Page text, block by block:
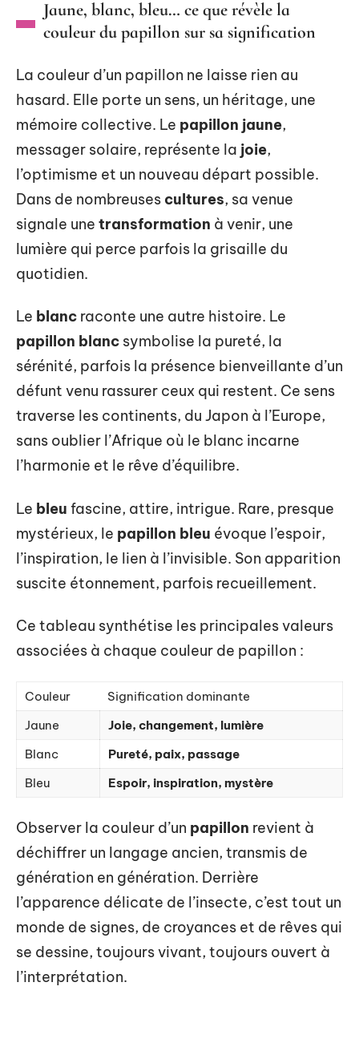
Jaune, blanc, bleu… ce que révèle la
couleur du papillon sur sa signification
La couleur d’un papillon ne laisse rien au
hasard. Elle porte un sens, un héritage, une
mémoire collective. Le papillon jaune,
messager solaire, représente la joie,
l’optimisme et un nouveau départ possible.
Dans de nombreuses cultures, sa venue
signale une transformation à venir, une
lumière qui perce parfois la grisaille du
quotidien.
Le blanc raconte une autre histoire. Le
papillon blanc symbolise la pureté, la
sérénité, parfois la présence bienveillante d’un
défunt venu rassurer ceux qui restent. Ce sens
traverse les continents, du Japon à l’Europe,
sans oublier l’Afrique où le blanc incarne
l’harmonie et le rêve d’équilibre.
Le bleu fascine, attire, intrigue. Rare, presque
mystérieux, le papillon bleu évoque l’espoir,
l’inspiration, le lien à l’invisible. Son apparition
suscite étonnement, parfois recueillement.
Ce tableau synthétise les principales valeurs
associées à chaque couleur de papillon :
Couleur
Signification dominante
Jaune
Joie, changement, lumière
Blanc
Pureté, paix, passage
Bleu
Espoir, inspiration, mystère
Observer la couleur d’un papillon revient à
déchiffrer un langage ancien, transmis de
génération en génération. Derrière
l’apparence délicate de l’insecte, c’est tout un
monde de signes, de croyances et de rêves qui
se dessine, toujours vivant, toujours ouvert à
l’interprétation.